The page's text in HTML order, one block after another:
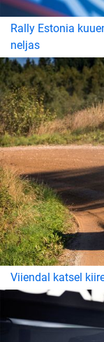
Rally Estonia
neljas
Viiendal katsel